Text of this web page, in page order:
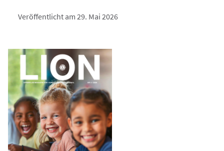
Veröffentlicht am 29. Mai 2026